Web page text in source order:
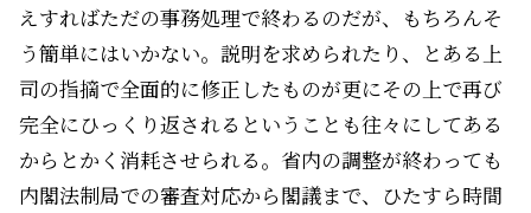
えすればただの事務処理で終わるのだが、もちろんそ
う簡単にはいかない。説明を求められたり、とある上
司の指摘で全面的に修正したものが更にその上で再び
完全にひっくり返されるということも往々にしてある
からとかく消耗させられる。省内の調整が終わっても
内閣法制局での審査対応から閣議まで、ひたすら時間